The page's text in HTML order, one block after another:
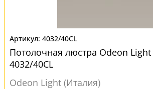
4032/40CL
Потолочная люстра Odeon Light
4032/40CL
Odeon Light (Италия)